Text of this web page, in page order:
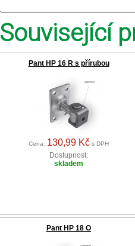
Související
Pant HP 16 R s přírubou
Cena: 130,99 Kč s DPH
Dostupnost:
skladem
Pant HP 18 O